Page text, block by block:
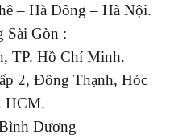
– Hà Đông – Hà Nội.
Sài Gòn :
TP. Hồ Chí Minh.
2, Đông Thạnh, Hóc
HCM.
Dương